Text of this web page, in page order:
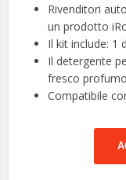
Rivenditori
un prodotto
Il kit include: 1
Il detergente
fresco
Compatibile